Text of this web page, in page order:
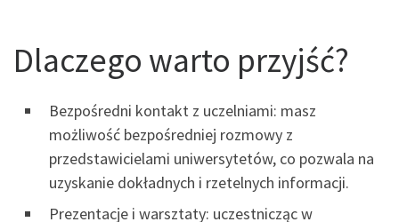
Dlaczego warto przyjść?
Bezpośredni kontakt z uczelniami: masz
możliwość bezpośredniej rozmowy z
przedstawicielami uniwersytetów, co pozwala na
uzyskanie dokładnych i rzetelnych informacji.
Prezentacje i warsztaty: uczestnicząc w